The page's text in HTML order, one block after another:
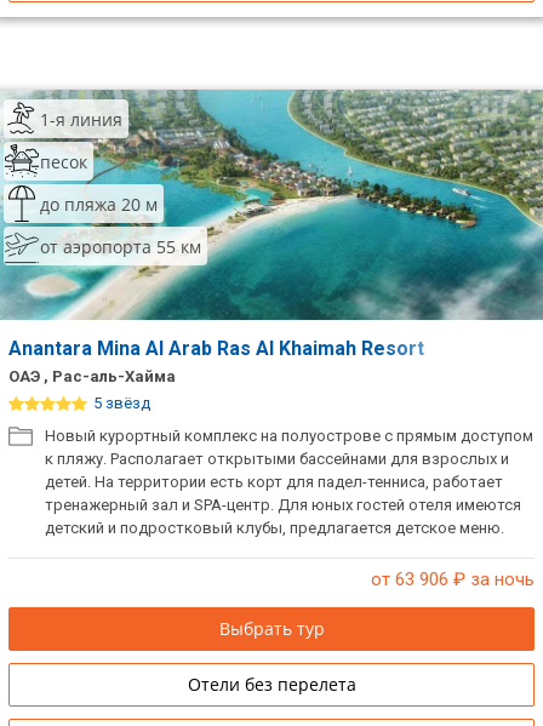
1-я линия
песок
до пляжа 20 м
от аэропорта 55 км
Anantara Mina Al Arab Ras Al Khaimah Resort
ОАЭ , Рас-аль-Хайма
5 звёзд
Новый курортный комплекс на полуострове с прямым доступом
к пляжу. Располагает открытыми бассейнами для взрослых и
детей. На территории есть корт для падел-тенниса, работает
тренажерный зал и SPA-центр. Для юных гостей отеля имеются
детский и подростковый клубы, предлагается детское меню.
от 63 906 ₽ за ночь
Выбрать тур
Отели без перелета